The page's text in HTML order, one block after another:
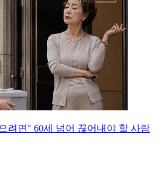
려면" 60세 넘어 끊어내야 할 사람